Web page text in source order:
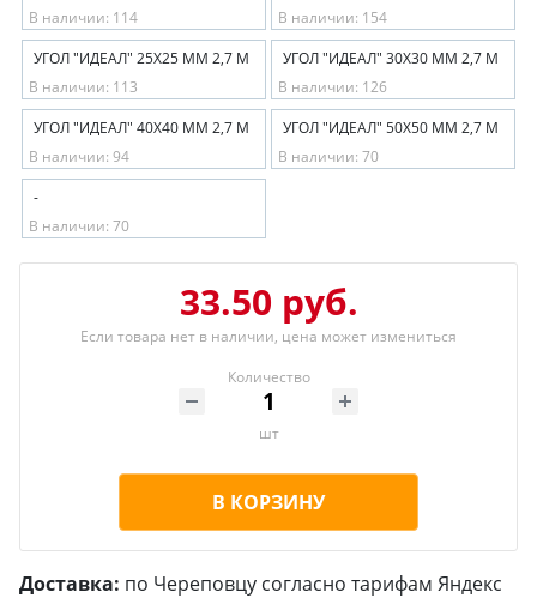
В наличии: 114
В наличии: 154
УГОЛ "ИДЕАЛ" 25Х25 ММ 2,7 М
В наличии: 113
УГОЛ "ИДЕАЛ" 30Х30 ММ 2,7 М
В наличии: 126
УГОЛ "ИДЕАЛ" 40Х40 ММ 2,7 М
В наличии: 94
УГОЛ "ИДЕАЛ" 50Х50 ММ 2,7 М
В наличии: 70
-
В наличии: 70
33.50 руб.
Если товара нет в наличии, цена может измениться
Количество
шт
В КОРЗИНУ
Доставка: по Череповцу согласно тарифам Яндекс